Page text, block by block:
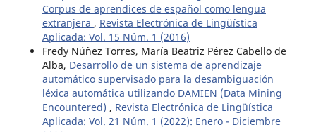
Corpus de aprendices de español como lengua
extranjera , Revista Electrónica de Lingüística
Aplicada: Vol. 15 Núm. 1 (2016)
Fredy Núñez Torres, María Beatriz Pérez Cabello de
Alba, Desarrollo de un sistema de aprendizaje
automático supervisado para la desambiguación
léxica automática utilizando DAMIEN (Data Mining
Encountered) , Revista Electrónica de Lingüística
Aplicada: Vol. 21 Núm. 1 (2022): Enero - Diciembre